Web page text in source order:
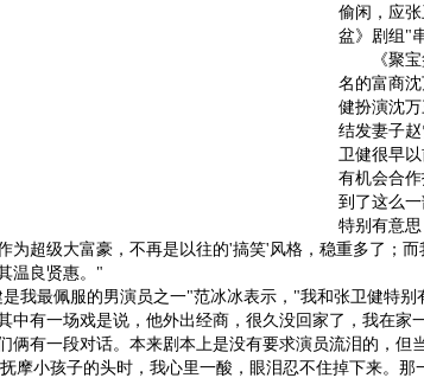
偷闲，应
盆》剧组"
《聚宝
名的富商
健扮演沈
结发妻子
卫健很早
有机会合
到了这么
特别有意
为超级大富豪，不再是以往的'搞笑'风格，稳重多了；
温良贤惠。"
最佩服的男演员之一"范冰冰表示，"我和张卫健特别
中有一场戏是说，他外出经商，很久没回家了，我在家
俩有一段对话。本来剧本上是没有要求演员流泪的，但
摩小孩子的头时，我心里一酸，眼泪忍不住掉下来。那